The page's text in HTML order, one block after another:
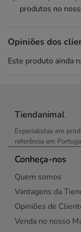
produtos no
Opiniões dos
Este produto ainda
Tiendanimal
Especialistas em
referência em
Conheça-nos
Quem somos
Vantagens da
Opiniões de
Venda no nosso